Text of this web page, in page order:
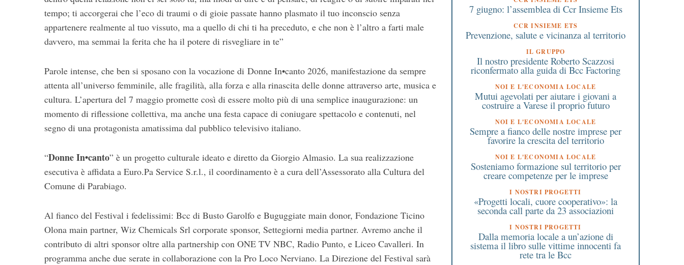
tempo; ti accorgerai che l’eco di traumi o di gioie passate hanno plasmato il tuo inconscio senza
appartenere realmente al tuo vissuto, ma a quello di chi ti ha preceduto, e che non è l’altro a farti male
davvero, ma semmai la ferita che ha il potere di risvegliare in te”
Parole intense, che ben si sposano con la vocazione di Donne In•canto 2026, manifestazione da sempre
attenta all’universo femminile, alle fragilità, alla forza e alla rinascita delle donne attraverso arte, musica e
cultura. L’apertura del 7 maggio promette così di essere molto più di una semplice inaugurazione: un
momento di riflessione collettiva, ma anche una festa capace di coniugare spettacolo e contenuti, nel
segno di una protagonista amatissima dal pubblico televisivo italiano.
“Donne In•canto” è un progetto culturale ideato e diretto da Giorgio Almasio. La sua realizzazione
esecutiva è affidata a Euro.Pa Service S.r.l., il coordinamento è a cura dell’Assessorato alla Cultura del
Comune di Parabiago.
Al fianco del Festival i fedelissimi: Bcc di Busto Garolfo e Buguggiate main donor, Fondazione Ticino
Olona main partner, Wiz Chemicals Srl corporate sponsor, Settegiorni media partner. Avremo anche il
contributo di altri sponsor oltre alla partnership con ONE TV NBC, Radio Punto, e Liceo Cavalleri. In
programma anche due serate in collaborazione con la Pro Loco Nerviano. La Direzione del Festival sarà
7 giugno: l’assemblea di Ccr Insieme Ets
CCR INSIEME ETS
Prevenzione, salute e vicinanza al territorio
IL GRUPPO
Il nostro presidente Roberto Scazzosi
riconfermato alla guida di Bcc Factoring
NOI E L'ECONOMIA LOCALE
Mutui agevolati per aiutare i giovani a
costruire a Varese il proprio futuro
NOI E L'ECONOMIA LOCALE
Sempre a fianco delle nostre imprese per
favorire la crescita del territorio
NOI E L'ECONOMIA LOCALE
Sosteniamo formazione sul territorio per
creare competenze per le imprese
I NOSTRI PROGETTI
«Progetti locali, cuore cooperativo»: la
seconda call parte da 23 associazioni
I NOSTRI PROGETTI
Dalla memoria locale a un’azione di
sistema il libro sulle vittime innocenti fa
rete tra le Bcc